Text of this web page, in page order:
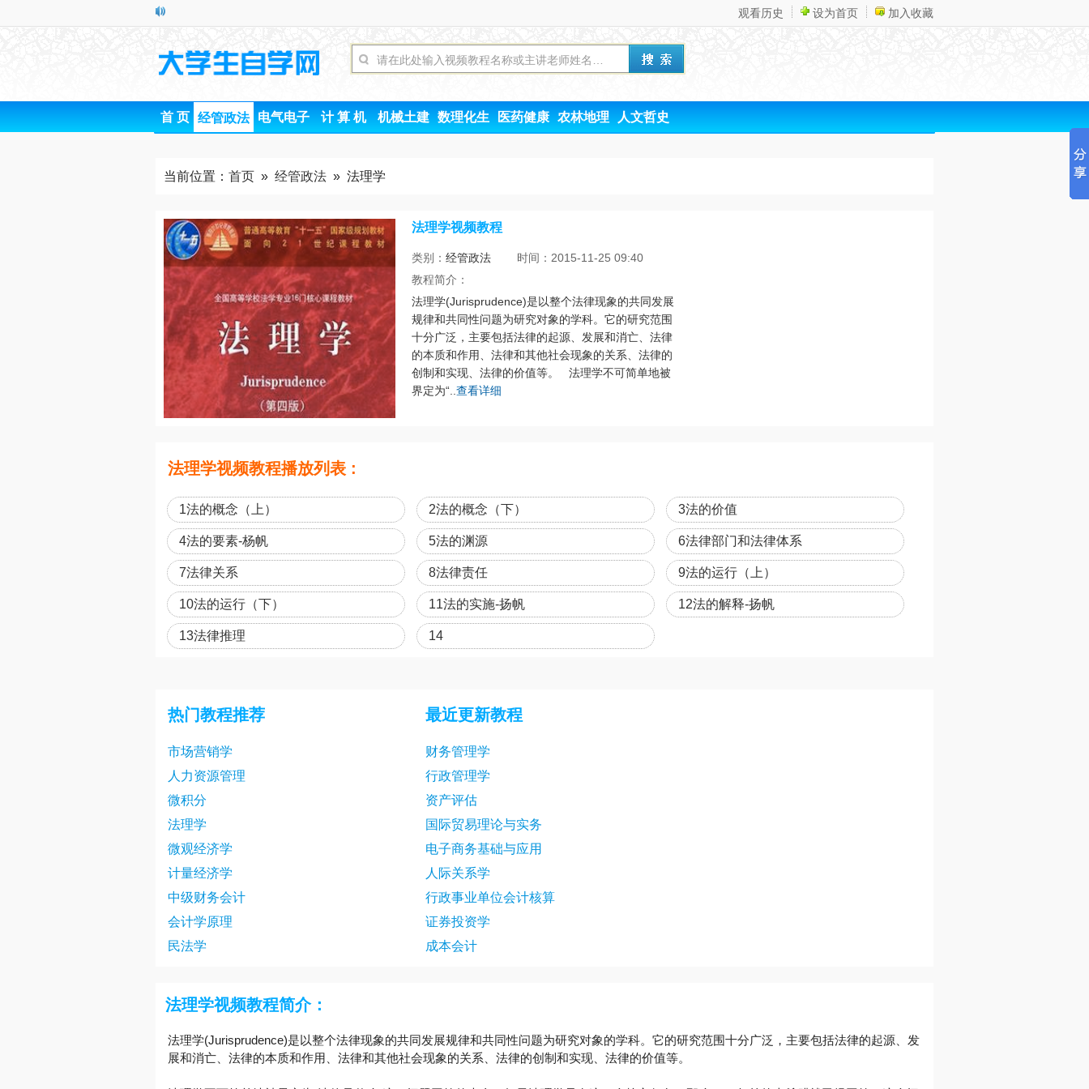
观看历史 设为首页 加入收藏
首 页 经管政法 电气电子 计 算 机 机械土建 数理化生 医药健康 农林地理 人文哲史
当前位置： 首页 » 经管政法 » 法理学
法理学视频教程
类别： 经管政法 时间：2015-11-25 09:40
教程简介：
法理学(Jurisprudence)是以整个法律现象的共同发展
规律和共同性问题为研究对象的学科。它的研究范围
十分广泛，主要包括法律的起源、发展和消亡、法律
的本质和作用、法律和其他社会现象的关系、法律的
创制和实现、法律的价值等。 法理学不可简单地被
界定为“.. 查看详细
法理学视频教程播放列表 :
1法的概念（上） 2法的概念（下） 3法的价值
4法的要素-杨帆 5法的渊源 6法律部门和法律体系
7法律关系 8法律责任 9法的运行（上）
10法的运行（下） 11法的实施-扬帆 12法的解释-扬帆
13法律推理 14
热门教程推荐
市场营销学
人力资源管理
微积分
法理学
微观经济学
计量经济学
中级财务会计
会计学原理
民法学
最近更新教程
财务管理学
行政管理学
资产评估
国际贸易理论与实务
电子商务基础与应用
人际关系学
行政事业单位会计核算
证券投资学
成本会计
法理学视频教程简介：
法理学(Jurisprudence)是以整个法律现象的共同发展规律和共同性问题为研究对象的学科。它的研究范围十分广泛，主要包括法律的起源、发
展和消亡、法律的本质和作用、法律和其他社会现象的关系、法律的创制和实现、法律的价值等。